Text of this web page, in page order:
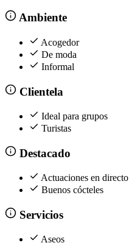
Ambiente
Acogedor
De moda
Informal
Clientela
Ideal para grupos
Turistas
Destacado
Actuaciones en directo
Buenos cócteles
Servicios
Aseos